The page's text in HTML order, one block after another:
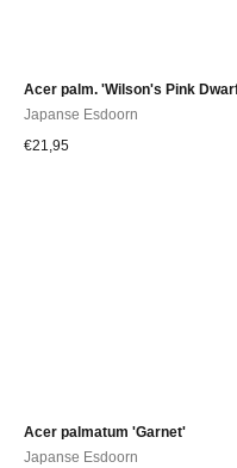
Acer palm. 'Wilson's Pink
Japanse Esdoorn
€21,95
Acer palmatum 'Garnet'
Japanse Esdoorn